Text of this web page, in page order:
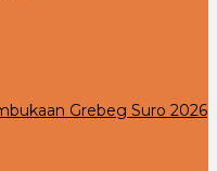
Grebeg Suro 2026